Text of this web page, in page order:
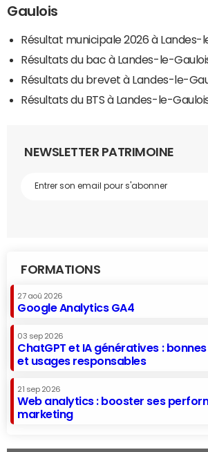
Gaulois
Résultat municipale 2026 à Landes-
Résultats du bac à Landes-le-
Résultats du brevet à Landes-le-
Résultats du BTS à Landes-le-
NEWSLETTER PATRIMOINE
FORMATIONS
27 aoû 2026
Google Analytics GA4
03 sep 2026
ChatGPT et IA génératives :
et usages responsables
21 sep 2026
Web analytics : booster ses
marketing